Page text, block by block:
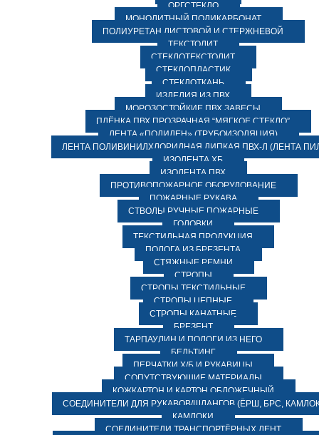
ОРГСТЕКЛО
МОНОЛИТНЫЙ ПОЛИКАРБОНАТ
ПОЛИУРЕТАН ЛИСТОВОЙ И СТЕРЖНЕВОЙ
ТЕКСТОЛИТ
СТЕКЛОТЕКСТОЛИТ
СТЕКЛОПЛАСТИК
СТЕКЛОТКАНЬ
ИЗДЕЛИЯ ИЗ ПВХ
МОРОЗОСТОЙКИЕ ПВХ ЗАВЕСЫ
ПЛЁНКА ПВХ ПРОЗРАЧНАЯ “МЯГКОЕ СТЕКЛО”
ЛЕНТА «ПОЛИЛЕН» (ТРУБОИЗОЛЯЦИЯ)
ЛЕНТА ПОЛИВИНИЛХЛОРИДНАЯ ЛИПКАЯ ПВХ-Л (ЛЕНТА
ИЗОЛЕНТА ХБ
ИЗОЛЕНТА ПВХ
ПРОТИВОПОЖАРНОЕ ОБОРУДОВАНИЕ
ПОЖАРНЫЕ РУКАВА
СТВОЛЫ РУЧНЫЕ ПОЖАРНЫЕ
ГОЛОВКИ
ТЕКСТИЛЬНАЯ ПРОДУКЦИЯ
ПОЛОГА ИЗ БРЕЗЕНТА
СТЯЖНЫЕ РЕМНИ
СТРОПЫ
СТРОПЫ ТЕКСТИЛЬНЫЕ
СТРОПЫ ЦЕПНЫЕ
СТРОПЫ КАНАТНЫЕ
БРЕЗЕНТ
ТАРПАУЛИН И ПОЛОГИ ИЗ НЕГО
БЕЛЬТИНГ
ПЕРЧАТКИ Х/Б И РУКАВИЦЫ
СОПУТСТВУЮЩИЕ МАТЕРИАЛЫ
КОЖКАРТОН И КАРТОН ОБЛОЖЕЧНЫЙ
СОЕДИНИТЕЛИ ДЛЯ РУКАВОВ/ШЛАНГОВ (ЁРШ, БРС,
КАМЛОКИ
СОЕДИНИТЕЛИ ТРАНСПОРТЁРНЫХ ЛЕНТ